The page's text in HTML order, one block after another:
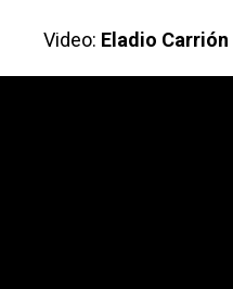
Video: Eladio Carrión